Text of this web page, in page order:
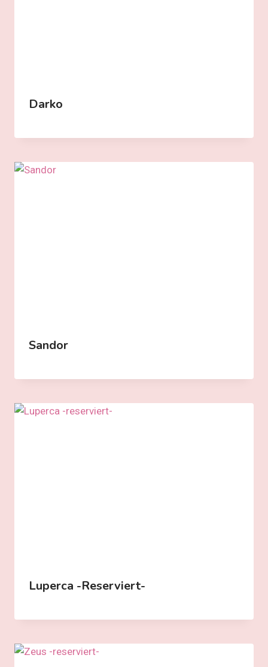
Darko
Sandor
Luperca -reserviert-